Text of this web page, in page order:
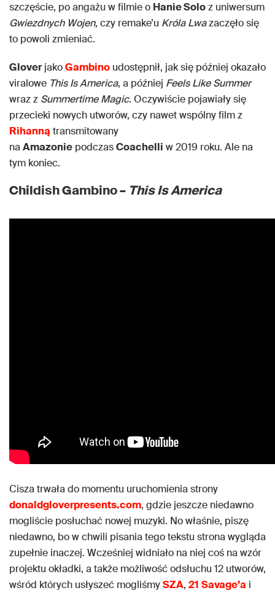
szczęście, po angażu w filmie o Hanie Soloz uniwersum
Gwiezdnych Wojen,czy remake’u Króla Lwazaczęło się
to powoli zmieniać.
GloverjakoGambino udostępnił, jak się później okazało
viralowe This Is America, a później Feels Like Summer
wraz z Summertime Magic. Oczywiście pojawiały się
przecieki nowych utworów, czy nawet wspólny film z
Rihanną transmitowany
naAmazonie podczasCoachelli w 2019 roku. Ale na
tym koniec.
Childish Gambino – This Is America
Cisza trwała do momentu uruchomienia strony
donaldgloverpresents.com, gdzie jeszcze niedawno
mogliście posłuchać nowej muzyki. No właśnie, piszę
niedawno, bo w chwili pisania tego tekstu strona wygląda
zupełnie inaczej. Wcześniej widniało na niej coś na wzór
projektu okładki, a także możliwość odsłuchu 12 utworów,
wśród których usłyszeć mogliśmySZA, 21 Savage’a i